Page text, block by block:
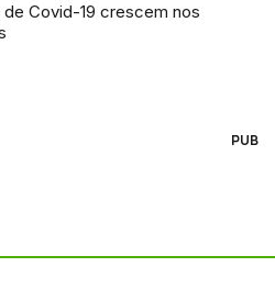
de Covid-19 crescem nos
PUB